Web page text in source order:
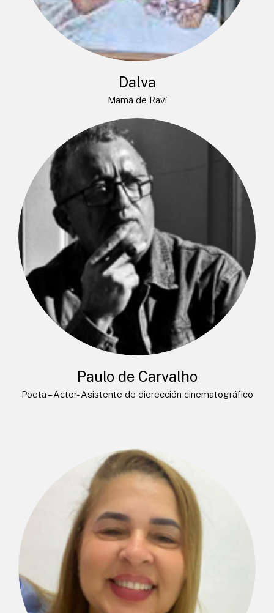
Dalva
Mamá de Raví
Paulo de Carvalho
Poeta – Actor- Asistente de dierección cinematográfico